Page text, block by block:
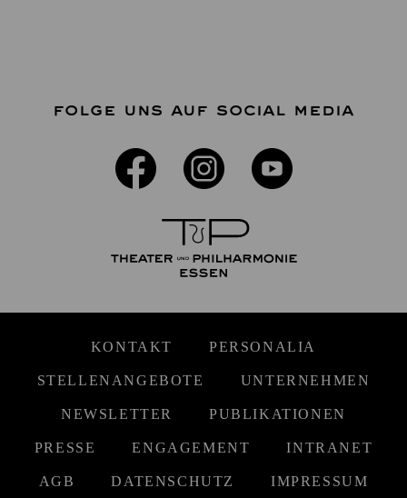
FOLGE UNS AUF SOCIAL MEDIA
KONTAKT PERSONALIA
STELLENANGEBOTE UNTERNEHMEN
NEWSLETTER PUBLIKATIONEN
PRESSE ENGAGEMENT INTRANET
AGB DATENSCHUTZ IMPRESSUM